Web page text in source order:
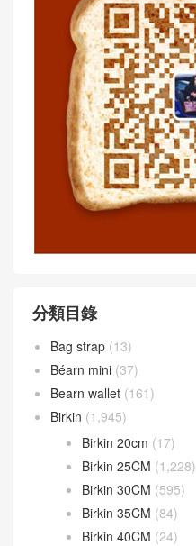
分類目錄
Bag strap (13)
Béarn mini (37)
Bearn wallet (161)
Birkin (1,945)
Birkin 20cm (17)
Birkin 25CM (1,228)
Birkin 30CM (595)
Birkin 35CM (84)
Birkin 40CM (24)